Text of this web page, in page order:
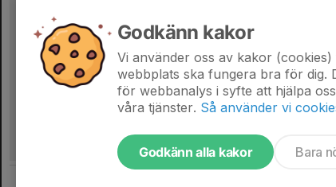
Godkänn kakor
Vi använder oss av kakor
webbplats ska fungera bra för dig.
för webbanalys i syfte att hjälpa
våra tjänster. Så använder vi
Godkänn alla kakor Bara